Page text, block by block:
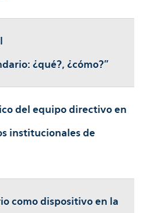
¿qué?, ¿cómo?"
del equipo directivo en
institucionales de
como dispositivo en la